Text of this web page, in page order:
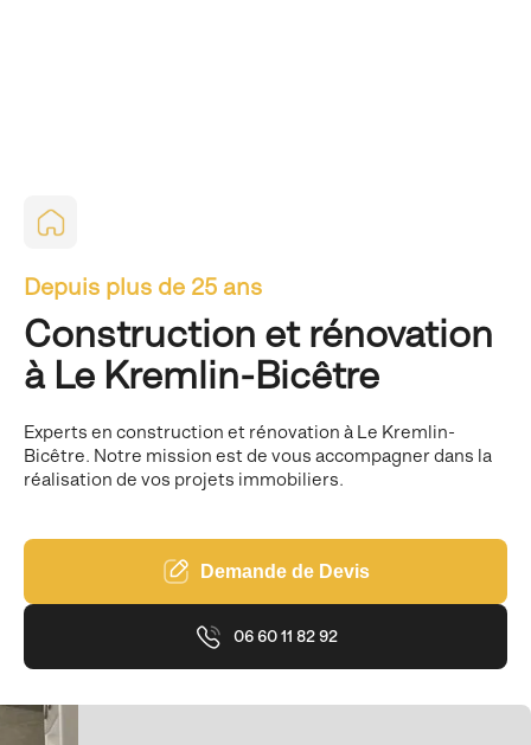
Depuis plus de 25 ans
Construction et rénovation
à Le Kremlin-Bicêtre
Experts en construction et rénovation à Le Kremlin-
Bicêtre. Notre mission est de vous accompagner dans la
réalisation de vos projets immobiliers.
Demande de Devis
06 60 11 82 92